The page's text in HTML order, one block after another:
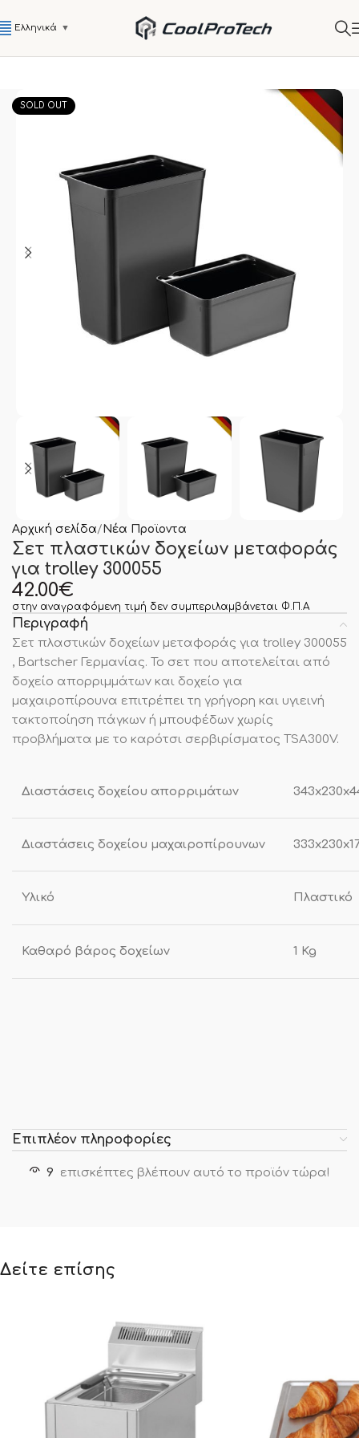
Ελληνικά ▼
SOLD OUT
Αρχική σελίδα Νέα Προϊοντα
Σετ πλαστικών δοχείων μεταφοράς
για trolley 300055
42.00€
στην αναγραφόμενη τιμή δεν συμπεριλαμβάνεται Φ.Π.Α
Περιγραφή
Σετ πλαστικών δοχείων μεταφοράς για trolley 300055
, Bartscher Γερμανίας. Το σετ που αποτελείται από
δοχείο απορριμμάτων και δοχείο για
μαχαιροπίρουνα επιτρέπει τη γρήγορη και υγιεινή
τακτοποίηση πάγκων ή μπουφέδων χωρίς
προβλήματα με το καρότσι σερβιρίσματος TSA300V.
Διαστάσεις δοχείου απορριμάτων
Διαστάσεις δοχείου μαχαιροπίρουνων
Υλικό Πλαστικό
Καθαρό βάρος δοχείων 1 Kg
Επιπλέον πληροφορίες
9 επισκέπτες βλέπουν αυτό το προϊόν τώρα!
Δείτε επίσης